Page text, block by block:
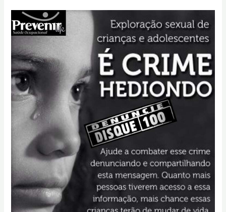
Você
sabia
a
criança
e
o
adolescente
prioridade
para
receber
proteção
e
socorro